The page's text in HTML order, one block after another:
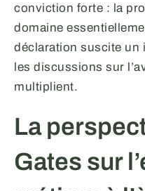
conviction forte : la
domaine
déclaration suscite un
les discussions sur
multiplient.
La
Gates sur